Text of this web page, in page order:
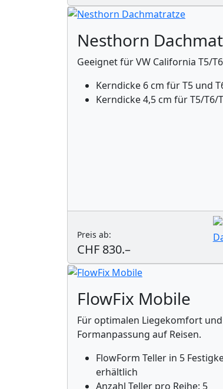
Nesthorn
Geeignet für VW California T5/
Kerndicke 6 cm für T5 und
Kerndicke 4,5 cm für T5/T6/
Preis ab:
CHF 830.–
FlowFix Mobile
Für optimalen Liegekomfort und
Formanpassung auf Reisen.
FlowForm Teller in 5
erhältlich
Anzahl Teller pro Reihe: 5